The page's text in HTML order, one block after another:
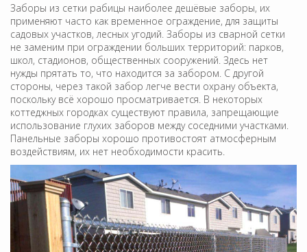
Заборы из сетки рабицы наиболее дешёвые заборы, их
применяют часто как временное ограждение, для защиты
садовых участков, лесных угодий. Заборы из сварной сетки
не заменим при ограждении больших территорий: парков,
школ, стадионов, общественных сооружений. Здесь нет
нужды прятать то, что находится за забором. С другой
стороны, через такой забор легче вести охрану объекта,
поскольку всё хорошо просматривается. В некоторых
коттеджных городках существуют правила, запрещающие
использование глухих заборов между соседними участками.
Панельные заборы хорошо противостоят атмосферным
воздействиям, их нет необходимости красить.